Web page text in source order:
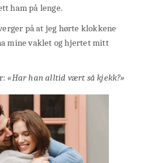
ham på lenge.
på at jeg hørte klokkene
mine vaklet og hjertet mitt
«Har han alltid vært så kjekk?»